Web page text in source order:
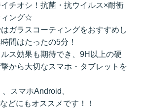
チオシ！抗菌・抗ウイルス×耐衝
ィング☆
ガラスコーティングをおすすめし
間はたったの5分！
ス効果も期待でき、9H以上の硬
から大切なスマホ・タブレットを
スマホAndroid、
どにもオススメです！！